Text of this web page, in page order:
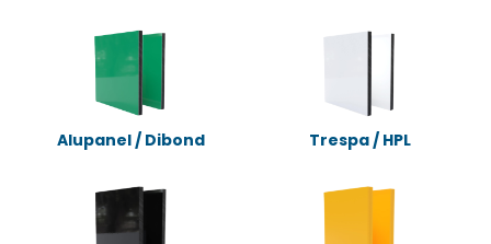
Alupanel / Dibond Trespa / HPL